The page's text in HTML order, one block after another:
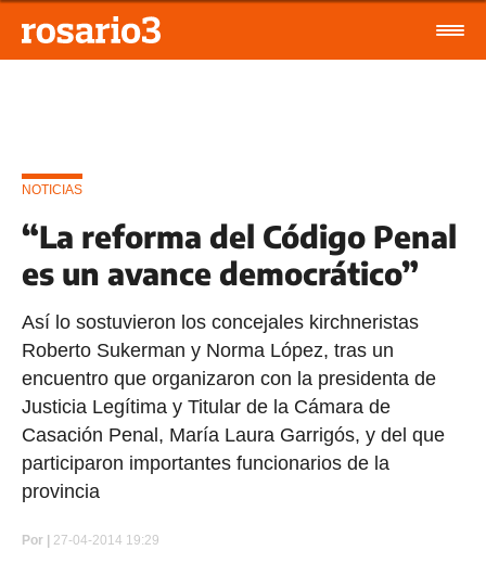
NOTICIAS
“La reforma del Código Penal
es un avance democrático”
Así lo sostuvieron los concejales kirchneristas
Roberto Sukerman y Norma López, tras un
encuentro que organizaron con la presidenta de
Justicia Legítima y Titular de la Cámara de
Casación Penal, María Laura Garrigós, y del que
participaron importantes funcionarios de la
provincia
Por 27-04-2014 19:29